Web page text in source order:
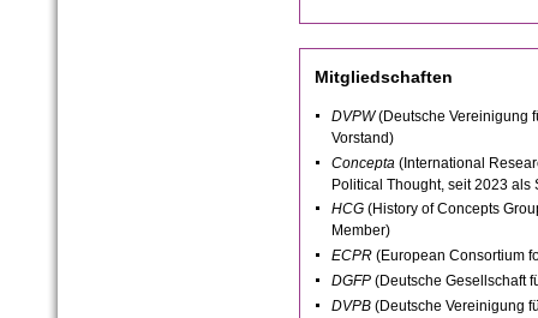
Mitgliedschaften
DVPW(Deutsche Vereinigung
Vorstand)
Concepta(International
Political Thought, seit 2023 als
HCG (History of Concepts
Member)
ECPR (European Consortium
DGFP (Deutsche Gesellschaft
DVPB (Deutsche Vereinigung